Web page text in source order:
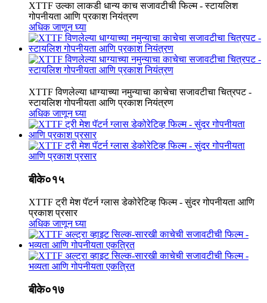
XTTF उल्का लाकडी धान्य काच सजावटीची फिल्म - स्टायलिश
गोपनीयता आणि प्रकाश नियंत्रण
अधिक जाणून घ्या
XTTF विणलेल्या धाग्याच्या नमुन्याचा काचेचा सजावटीचा चित्रपट -
स्टायलिश गोपनीयता आणि प्रकाश नियंत्रण
अधिक जाणून घ्या
बीके०१५
XTTF ट्री मेश पॅटर्न ग्लास डेकोरेटिव्ह फिल्म - सुंदर गोपनीयता आणि
प्रकाश प्रसार
अधिक जाणून घ्या
बीके०१७